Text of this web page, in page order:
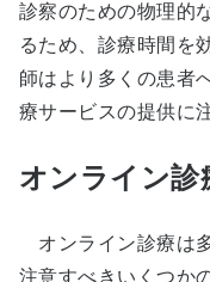
診察のための物理的
るため、診療時間を
師はより多くの患者
療サービスの提供に
オンライン診
オンライン診療は
注意すべきいくつか